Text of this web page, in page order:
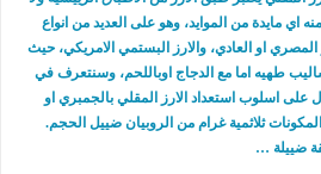
اي مايدة من الموايد، وهو على العديد من انواع
المصري او العادي، والارز البستمي الامريكي، حيث
طهيه اما مع الدجاج اوباللحم، وسنتعرف في
على اسلوب استعداد الارز المقلي بالجمبري او
المكونات ثلاثمية غرام من الروبيان ضييل الحجم.
ضييلة …